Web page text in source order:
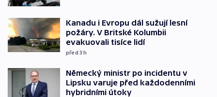
Kanadu i Evropu dál sužují lesní
požáry. V Britské Kolumbii
evakuovali tisíce lidí
před 3h
Německý ministr po incidentu v
Lipsku varuje před každodenními
hybridními útoky